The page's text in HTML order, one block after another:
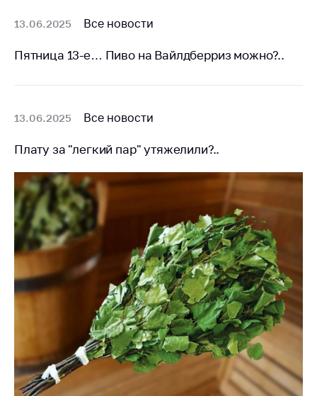
предупреждения
Общественное
обсуждение
товаров
Упрощение условий
ведения бизнеса
Рекомендации по
предотвращению
распространения
COVID-19 для
субъектов торговли,
общественного
питания, бытового
обслуживания
Обучение по
вопросам
антимонопольного
регулирования и
конкурентной
политики
13.06.2025 Все новости
Пятница 13-е… Пиво на Вайлдберриз можно?..
13.06.2025 Все новости
Плату за "легкий пар" утяжелили?..